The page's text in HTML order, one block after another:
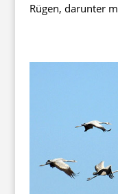
Rügen, darunter